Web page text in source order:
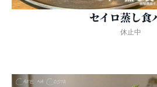
セイロ蒸し食
休止中